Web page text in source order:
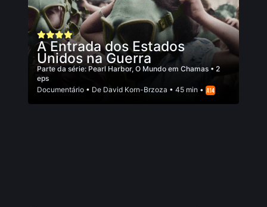
A Entrada dos Estados
Unidos na Guerra
Parte da série: Pearl Harbor, O Mundo em Chamas • 2
eps
Documentário • De David Korn-Brzoza • 45 min •